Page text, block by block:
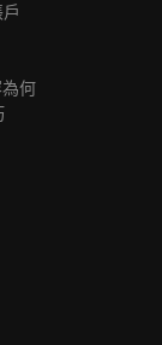
何